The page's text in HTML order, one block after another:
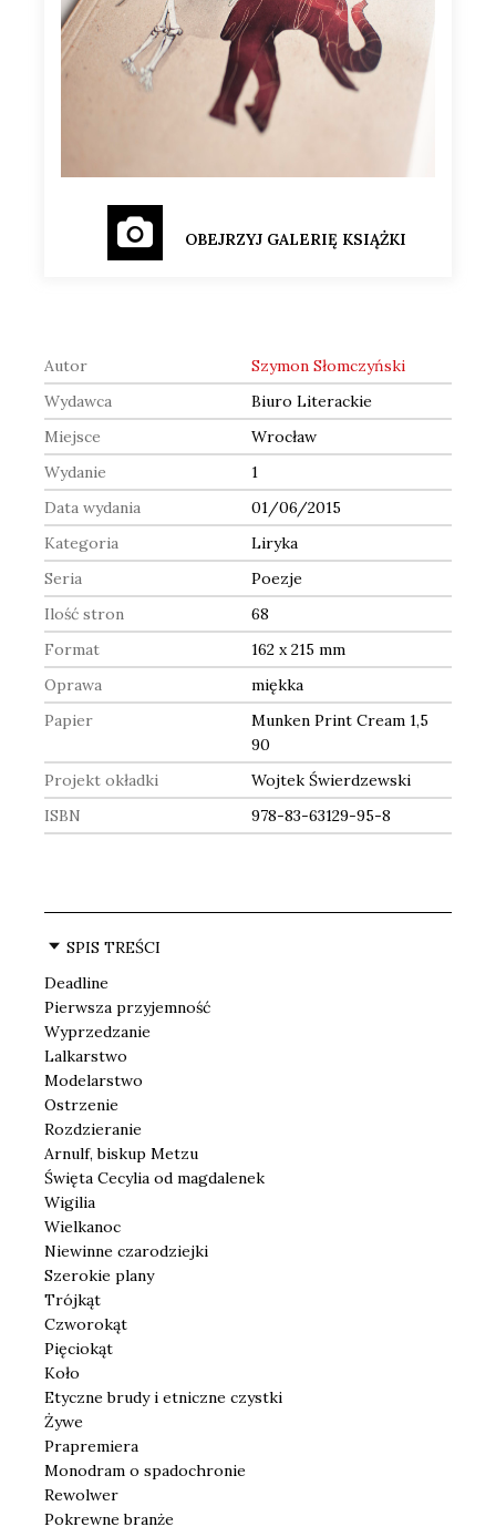
OBEJRZYJ GALERIĘ KSIĄŻKI
Autor
Szymon Słomczyński
Wydawca
Biuro Literackie
Miejsce
Wrocław
Wydanie
1
Data wydania
01/06/2015
Kategoria
Liryka
Seria
Poezje
Ilość stron
68
Format
162 x 215 mm
Oprawa
miękka
Papier
Munken Print Cream 1,5
90
Projekt okładki
Wojtek Świerdzewski
ISBN
978-83-63129-95-8
SPIS TREŚCI
Deadline
Pierwsza przyjemność
Wyprzedzanie
Lalkarstwo
Modelarstwo
Ostrzenie
Rozdzieranie
Arnulf, biskup Metzu
Święta Cecylia od magdalenek
Wigilia
Wielkanoc
Niewinne czarodziejki
Szerokie plany
Trójkąt
Czworokąt
Pięciokąt
Koło
Etyczne brudy i etniczne czystki
Żywe
Prapremiera
Monodram o spadochronie
Rewolwer
Pokrewne branże